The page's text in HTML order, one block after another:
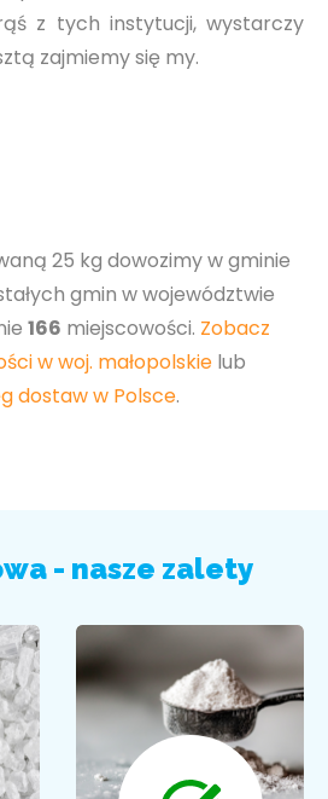
z tych instytucji, wystarczy
zajmiemy się my.
25 kg dowozimy w gminie
gmin w województwie
166 miejscowości. Zobacz
w woj. małopolskie lub
dostaw w Polsce.
- nasze zalety